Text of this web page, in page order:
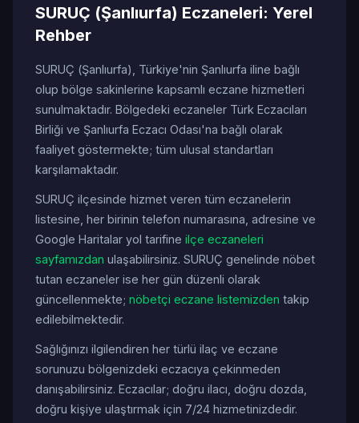
SURUÇ (Şanlıurfa) Eczaneleri: Yerel
Rehber
SURUÇ (Şanlıurfa), Türkiye'nin Şanlıurfa iline bağlı
olup bölge sakinlerine kapsamlı eczane hizmetleri
sunulmaktadır. Bölgedeki eczaneler Türk Eczacıları
Birliği ve Şanlıurfa Eczacı Odası'na bağlı olarak
faaliyet göstermekte; tüm ulusal standartları
karşılamaktadır.
SURUÇ ilçesinde hizmet veren tüm eczanelerin
listesine, her birinin telefon numarasına, adresine ve
Google Haritalar yol tarifine ilçe eczaneleri
sayfamızdan ulaşabilirsiniz. SURUÇ genelinde nöbet
tutan eczaneler ise her gün düzenli olarak
güncellenmekte; nöbetçi eczane listemizden takip
edilebilmektedir.
Sağlığınızı ilgilendiren her türlü ilaç ve eczane
sorunuzu bölgenizdeki eczacıya çekinmeden
danışabilirsiniz. Eczacılar; doğru ilacı, doğru dozda,
doğru kişiye ulaştırmak için 7/24 hizmetinizdedir.